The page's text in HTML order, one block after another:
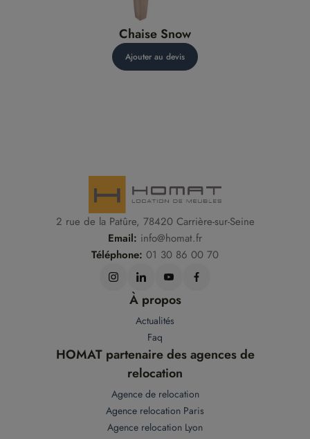
Chaise Snow
Ajouter au devis
2 rue de la Patûre, 78420 Carrière-sur-Seine
Email: info@homat.fr
Téléphone: 01 30 86 00 70
À propos
Actualités
Faq
HOMAT partenaire des agences de
relocation
Agence de relocation
Agence relocation Paris
Agence relocation Lyon